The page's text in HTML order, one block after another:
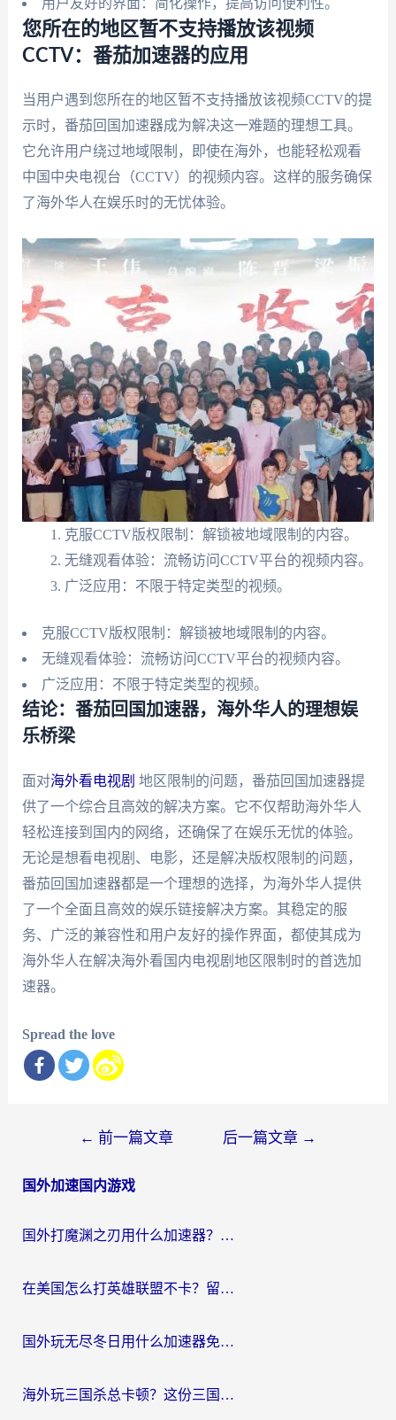
用户友好的界面：简化操作，提高访问便利性。
您所在的地区暂不支持播放该视频
CCTV：番茄加速器的应用
当用户遇到您所在的地区暂不支持播放该视频CCTV的提
示时，番茄回国加速器成为解决这一难题的理想工具。
它允许用户绕过地域限制，即使在海外，也能轻松观看
中国中央电视台（CCTV）的视频内容。这样的服务确保
了海外华人在娱乐时的无忧体验。
克服CCTV版权限制：解锁被地域限制的内容。
无缝观看体验：流畅访问CCTV平台的视频内容。
广泛应用：不限于特定类型的视频。
克服CCTV版权限制：解锁被地域限制的内容。
无缝观看体验：流畅访问CCTV平台的视频内容。
广泛应用：不限于特定类型的视频。
结论：番茄回国加速器，海外华人的理想娱
乐桥梁
面对海外看电视剧 地区限制的问题，番茄回国加速器提
供了一个综合且高效的解决方案。它不仅帮助海外华人
轻松连接到国内的网络，还确保了在娱乐无忧的体验。
无论是想看电视剧、电影，还是解决版权限制的问题，
番茄回国加速器都是一个理想的选择，为海外华人提供
了一个全面且高效的娱乐链接解决方案。其稳定的服
务、广泛的兼容性和用户友好的操作界面，都使其成为
海外华人在解决海外看国内电视剧地区限制时的首选加
速器。
Spread the love
导
← 前一篇文章 后一篇文章 →
国外加速国内游戏
国外打魔渊之刃用什么加速器？2026海外玩家国服游戏加速全攻略（附闪耀暖暖&复苏的魔女避坑指南）
在美国怎么打英雄联盟不卡？留学生亲测的国服游戏加速全攻略
国外玩无尽冬日用什么加速器免费？海外党国服游戏加速避坑指南
海外玩三国杀总卡顿？这份三国杀游戏加速器指南帮你告别延迟烦恼